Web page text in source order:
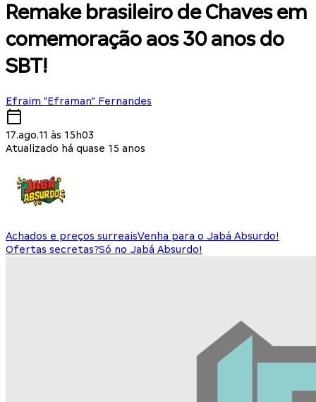
Remake brasileiro de Chaves em
comemoração aos 30 anos do
SBT!
Efraim "Eframan" Fernandes
17.ago.11 às 15h03
Atualizado há quase 15 anos
Achados e preços surreaisVenha para o Jabá Absurdo!
Ofertas secretas?Só no Jabá Absurdo!